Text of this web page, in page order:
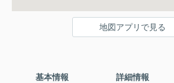
地図アプリで見る
基本情報 詳細情報